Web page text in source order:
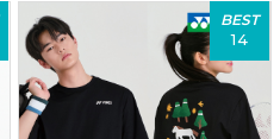
BEST
14